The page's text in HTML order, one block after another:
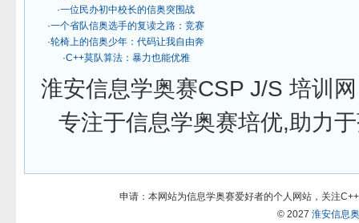
·一位民办初中校长的信奥突围战
·一个省队信奥选手的复读之路：竞赛
·轮椅上的信奥少年：代码让我自由奔
·C++莫队算法：暴力也能优雅
淮安信息学奥赛CSP J/S 培训
专注于信息学奥赛培优,助力
申请：本网站为信息学奥赛爱好者的个人网站，关注
© 2027 淮安信息